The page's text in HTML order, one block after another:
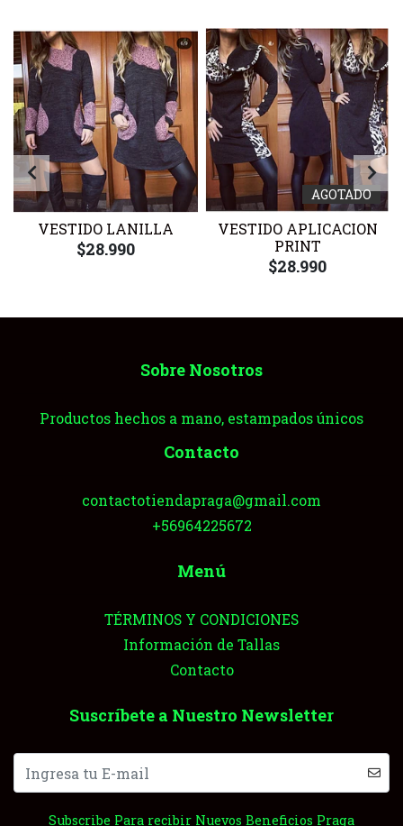
VESTIDO LANILLA
$28.990
AGOTADO
VESTIDO APLICACION
PRINT
$28.990
Sobre Nosotros
Productos hechos a mano, estampados únicos
Contacto
contactotiendapraga@gmail.com
+56964225672
Menú
TÉRMINOS Y CONDICIONES
Información de Tallas
Contacto
Suscríbete a Nuestro Newsletter
Subscribe Para recibir Nuevos Beneficios Praga